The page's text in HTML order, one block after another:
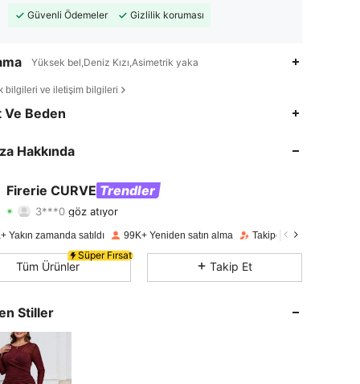
Güvenli Ödemeler
Gizlilik koruması
Yüksek bel,Deniz Kızı,Asimetrik yaka
bilgileri ve iletişim bilgileri
Ve Beden
Hakkında
Firerie CURVE Trendler
göz atıyor
4,76 Derecelendirme
2.8K
4,76 2.8K 227K
4,76
4,76
Yakın zamanda satıldı 99K+ Yeniden satın alma Takipçi artışı 16%
Süper Fırsat
Tüm Ürünler Takip Et
Stiller